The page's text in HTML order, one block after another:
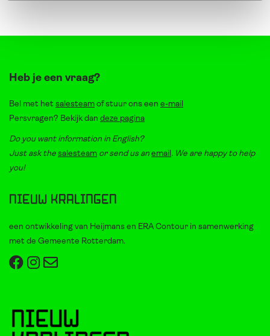
Heb je een vraag?
Bel met het salesteam of stuur ons een e-mail
Persvragen? Bekijk dan deze pagina
Do you want information in English?
Just ask the salesteam or send us an email. We are happy to help
you!
Nieuw Kralingen
een ontwikkeling van Heijmans en ERA Contour in samenwerking
met de Gemeente Rotterdam.